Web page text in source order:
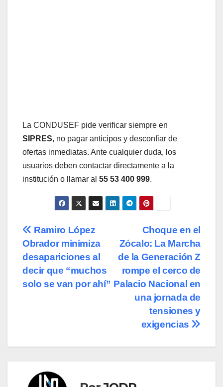
La CONDUSEF pide verificar siempre en
SIPRES, no pagar anticipos y desconfiar de
ofertas inmediatas. Ante cualquier duda, los
usuarios deben contactar directamente a la
institución o llamar al 55 53 400 999.
Navegación
de
entradas
Choque en el
Zócalo: La Marcha
de la Generación Z
rompe el cerco de
Palacio Nacional en
una jornada de
tensiones y
exigencias
Ramiro López
Obrador minimiza
desapariciones al
decir que “muchos
solo se van por ahí”